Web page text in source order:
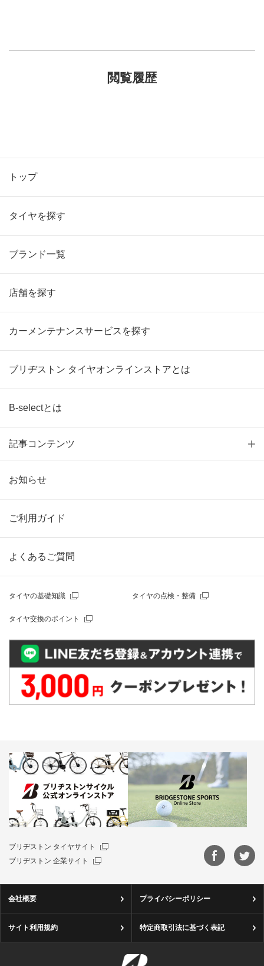
閲覧履歴
トップ
タイヤを探す
ブランド一覧
店舗を探す
カーメンテナンスサービスを探す
ブリヂストン タイヤオンラインストアとは
B-selectとは
記事コンテンツ
お知らせ
ご利用ガイド
よくあるご質問
タイヤの基礎知識 タイヤの点検・整備
タイヤ交換のポイント
ブリヂストン タイヤサイト
ブリヂストン 企業サイト
会社概要 プライバシーポリシー
サイト利用規約 特定商取引法に基づく表記